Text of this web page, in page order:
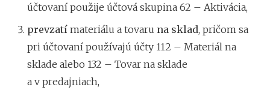
účtovaní použije účtová skupina 62 – Aktivácia,
prevzatí materiálu a tovaru na sklad, pričom sa
pri účtovaní používajú účty 112 – Materiál na
sklade alebo 132 – Tovar na sklade
a v predajniach,